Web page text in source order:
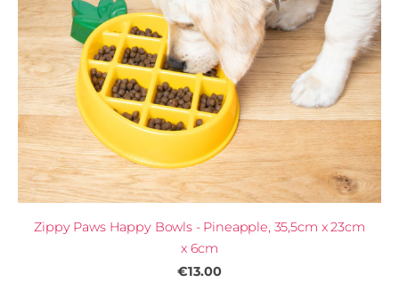
Zippy Paws Happy Bowls - Pineapple, 35,5cm x 23cm
x 6cm
€13.00